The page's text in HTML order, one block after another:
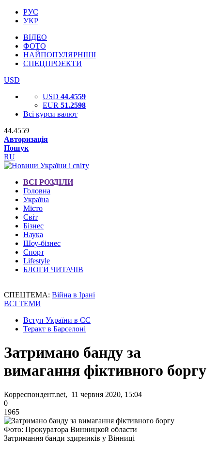
РУС
УКР
ВІДЕО
ФОТО
НАЙПОПУЛЯРНІШІ
СПЕЦПРОЕКТИ
USD
USD 44.4559
EUR 51.2598
Всі курси валют
44.4559
Авторизація
Пошук
RU
ВСІ РОЗДІЛИ
Головна
Україна
Місто
Світ
Бізнес
Наука
Шоу-бізнес
Спорт
Lifestyle
БЛОГИ ЧИТАЧІВ
СПЕЦТЕМА: Війна в Ірані
ВСІ ТЕМИ
Вступ України в ЄС
Теракт в Барселоні
Затримано банду за
вимагання фіктивного боргу
Корреспондент.net, 11 червня 2020, 15:04
0
1965
Фото: Прокуратора Винницкой области
Затримання банди здирників у Вінниці